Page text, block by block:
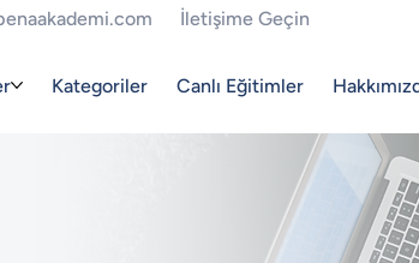
Kategoriler Canlı Eğitimler
İletişime Geçin